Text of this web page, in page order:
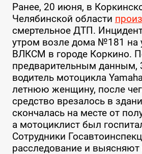
Ранее, 20 июня, в
Челябинской области
смертельное ДТП.
утром возле дома №181 на
ВЛКСМ в городе Коркино.
предварительным данным,
водитель мотоцикла
летнюю женщину, после
средство врезалось в
скончалась на месте от
а мотоциклист был
Сотрудники
расследование и выясняют